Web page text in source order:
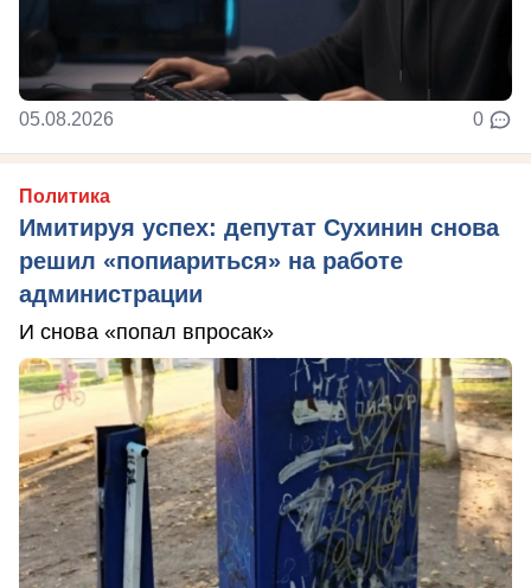
05.08.2026 0
Политика
Имитируя успех: депутат Сухинин снова
решил «попиариться» на работе
администрации
И снова «попал впросак»